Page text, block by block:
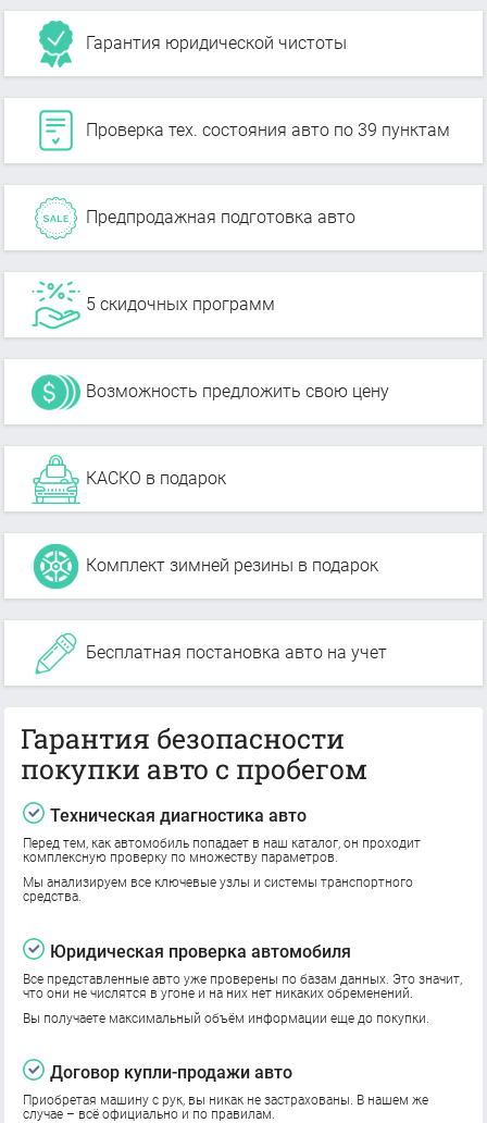
Гарантия юридической чистоты
Проверка тех. состояния авто по 39 пунктам
Предпродажная подготовка авто
5 скидочных программ
Возможность предложить свою цену
КАСКО в подарок
Комплект зимней резины в подарок
Бесплатная постановка авто на учет
Гарантия безопасности
покупки авто с пробегом
Техническая диагностика авто
Перед тем, как автомобиль попадает в наш каталог, он проходит
комплексную проверку по множеству параметров.
Мы анализируем все ключевые узлы и системы транспортного
средства.
Юридическая проверка автомобиля
Все представленные авто уже проверены по базам данных. Это значит,
что они не числятся в угоне и на них нет никаких обременений.
Вы получаете максимальный объём информации еще до покупки.
Договор купли-продажи авто
Приобретая машину с рук, вы никак не застрахованы. В нашем же
случае – всё официально и по правилам.